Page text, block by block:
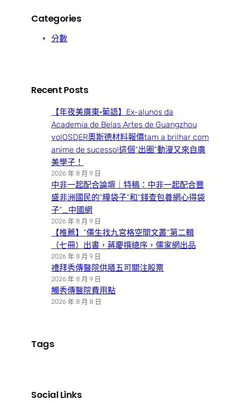
Categories
分數
Recent Posts
【年夜美廣東·葡語】Ex-alunos da
Academia de Belas Artes de Guangzhou
volOSDER奧斯德材料報價tam a brilhar com
anime de sucesso!這個“出圈”動漫又來自廣
美學子！
2026 年 8 月 9 日
中非一起配合論壇｜特稿：中非一起配合豐
盛非洲國民的“糧袋子”和“錢查包養網心得袋
子”_中國網
2026 年 8 月 9 日
【推薦】“儒生找九宮格空間文叢”第二輯
（七冊）出書，蔣慶撰總序，儒家網出品
2026 年 8 月 9 日
禮拜秀傳醫院供膳五可關注股票
2026 年 8 月 9 日
觸秀傳醫院費用點
2026 年 8 月 8 日
Tags
Social Links